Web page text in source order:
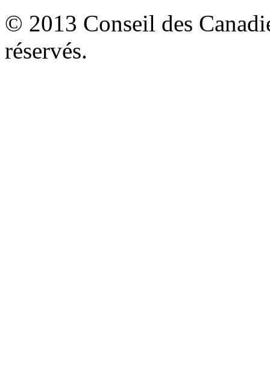
© 2013 Conseil des
réservés.